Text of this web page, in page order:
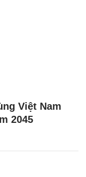
Việt Nam
2045